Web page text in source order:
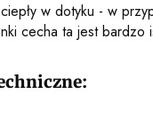
w dotyku - w
cecha ta jest bardzo